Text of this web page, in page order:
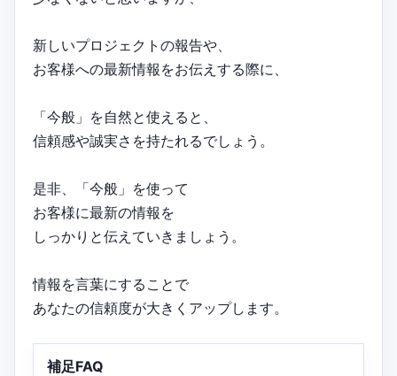
新しいプロジェクトの報告や、
お客様への最新情報をお伝えする際に、
「今般」を自然と使えると、
信頼感や誠実さを持たれるでしょう。
是非、「今般」を使って
お客様に最新の情報を
しっかりと伝えていきましょう。
情報を言葉にすることで
あなたの信頼度が大きくアップします。
補足FAQ